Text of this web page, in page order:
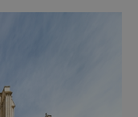
950 let